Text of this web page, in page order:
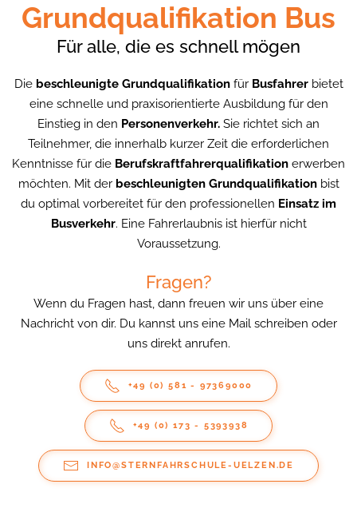
Grundqualifikation Bus
Für alle, die es schnell mögen
Diebeschleunigte Grundqualifikationfür Busfahrerbietet
eine schnelle und praxisorientierte Ausbildung für den
Einstieg in den Personenverkehr. Sie richtet sich an
Teilnehmer, die innerhalb kurzer Zeit die erforderlichen
Kenntnisse für die Berufskraftfahrerqualifikation erwerben
möchten. Mit der beschleunigten Grundqualifikationbist
du optimal vorbereitet für den professionellen Einsatz im
Busverkehr. Eine Fahrerlaubnis ist hierfür nicht
Voraussetzung.
Fragen?
Wenn du Fragen hast, dann freuen wir uns über eine
Nachricht von dir. Du kannst uns eine Mail schreiben oder
uns direkt anrufen.
+49 (0) 581 - 97369000
+49 (0) 173 - 5393938
INFO@STERNFAHRSCHULE-UELZEN.DE